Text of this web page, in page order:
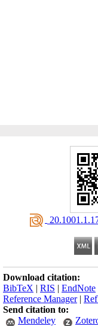
Download citation:
BibTeX | RIS | EndNote
Reference Manager|
Send citation to:
Mendeley